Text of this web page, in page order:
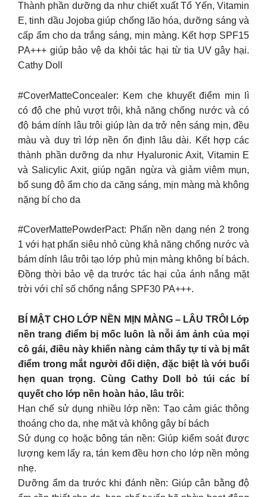
Thành phần dưỡng da như chiết xuất Tổ Yến, Vitamin
E, tinh dầu Jojoba giúp chống lão hóa, dưỡng sáng và
cấp ẩm cho da trắng sáng, mịn màng. Kết hợp SPF15
PA+++ giúp bảo vệ da khỏi tác hại từ tia UV gây hại.
Cathy Doll
#CoverMatteConcealer: Kem che khuyết điểm mịn lì
có độ che phủ vượt trội, khả năng chống nước và có
độ bám dính lâu trôi giúp làn da trở nên sáng mịn, đều
màu và duy trì lớp nền ổn định lâu dài. Kết hợp các
thành phần dưỡng da như Hyaluronic Axit, Vitamin E
và Salicylic Axit, giúp ngăn ngừa và giảm viêm mụn,
bổ sung độ ẩm cho da căng sáng, mịn màng mà không
nặng bí cho da
#CoverMattePowderPact: Phấn nền dạng nén 2 trong
1 với hạt phấn siêu nhỏ cùng khả năng chống nước và
bám dính lâu trôi tạo lớp phủ mịn màng không bí bách.
Đồng thời bảo vệ da trước tác hại của ánh nắng mặt
trời với chỉ số chống nắng SPF30 PA+++.
BÍ MẬT CHO LỚP NỀN MỊN MÀNG – LÂU TRÔI Lớp
nền trang điểm bị mốc luôn là nỗi ám ảnh của mọi
cô gái, điều này khiến nàng cảm thấy tự ti và bị mất
điểm trong mắt người đối diện, đặc biệt là với buổi
hẹn quan trọng. Cùng Cathy Doll bỏ túi các bí
quyết cho lớp nền hoàn hảo, lâu trôi:
Hạn chế sử dụng nhiều lớp nền: Tạo cảm giác thông
thoáng cho da, nhẹ mặt và không gây bí bách
Sử dụng cọ hoặc bông tán nền: Giúp kiểm soát được
lượng kem lấy ra, tán kem đều hơn cho lớp nền mỏng
nhẹ.
Dưỡng ẩm da trước khi đánh nền: Giúp cân bằng độ